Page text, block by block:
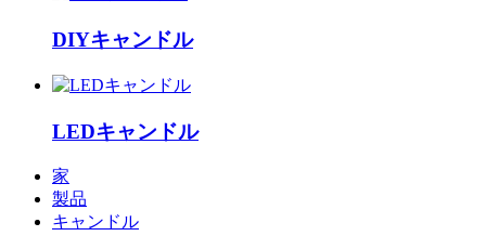
DIYキャンドル
LEDキャンドル
家
製品
キャンドル